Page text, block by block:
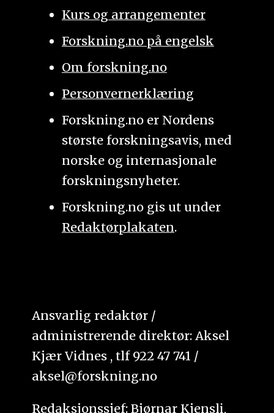
Kurs og arrangementer
Forskning.no på engelsk
Om forskning.no
Personvernerklæring
Forskning.no er Nordens
største forskningsavis, med
norske og internasjonale
forskningsnyheter.
Forskning.no gis ut under
Redaktørplakaten.
Ansvarlig redaktør /
administrerende direktør: Aksel
Kjær Vidnes , tlf 922 47 741 /
aksel@forskning.no
Redaksjonssjef: Bjørnar Kjensli,